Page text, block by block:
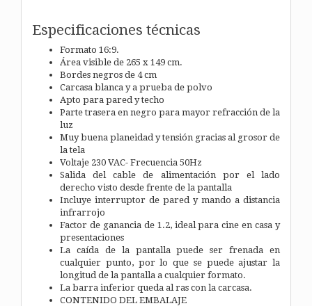
Especificaciones técnicas
Formato 16:9.
Área visible de 265 x 149 cm.
Bordes negros de 4 cm
Carcasa blanca y a prueba de polvo
Apto para pared y techo
Parte trasera en negro para mayor refracción de la
luz
Muy buena planeidad y tensión gracias al grosor de
la tela
Voltaje 230 VAC- Frecuencia 50Hz
Salida del cable de alimentación por el lado
derecho visto desde frente de la pantalla
Incluye interruptor de pared y mando a distancia
infrarrojo
Factor de ganancia de 1.2, ideal para cine en casa y
presentaciones
La caída de la pantalla puede ser frenada en
cualquier punto, por lo que se puede ajustar la
longitud de la pantalla a cualquier formato.
La barra inferior queda al ras con la carcasa.
CONTENIDO DEL EMBALAJE